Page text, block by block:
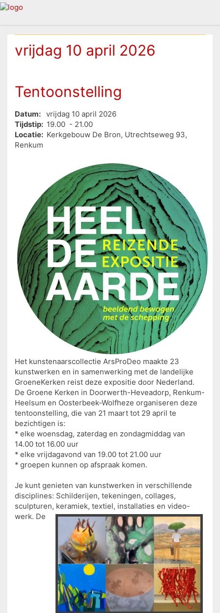
vrijdag 10 april 2026
Tentoonstelling
Datum:
vrijdag 10 april 2026
Tijdstip: 19.00 - 21.00
Locatie: Kerkgebouw De Bron, Utrechtseweg 93,
Renkum
Het kunstenaarscollectie ArsProDeo maakte 23
kunstwerken en in samenwerking met de landelijke
GroeneKerken reist deze expositie door Nederland.
De Groene Kerken in Doorwerth-Heveadorp, Renkum-
Heelsum en Oosterbeek-Wolfheze organiseren deze
tentoonstelling, die van 21 maart tot 29 april te
bezichtigen is:
* elke woensdag, zaterdag en zondagmiddag van
14.00 tot 16.00 uur
* elke vrijdagavond van 19.00 tot 21.00 uur
* groepen kunnen op afspraak komen.
Je kunt genieten van kunstwerken in verschillende
disciplines: Schilderijen, tekeningen, collages,
sculpturen, keramiek, textiel, installaties en video-
werk. De